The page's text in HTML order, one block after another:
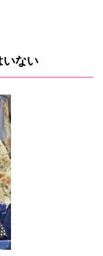
いない